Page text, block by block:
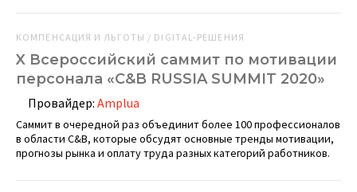
КОМПЕНСАЦИЯ И ЛЬГОТЫ / DIGITAL-РЕШЕНИЯ
X Всероссийский саммит по мотивации
персонала «C&B RUSSIA SUMMIT 2020»
Провайдер: Amplua
Саммит в очередной раз объединит более 100 профессионалов
в области C&B, которые обсудят основные тренды мотивации,
прогнозы рынка и оплату труда разных категорий работников.